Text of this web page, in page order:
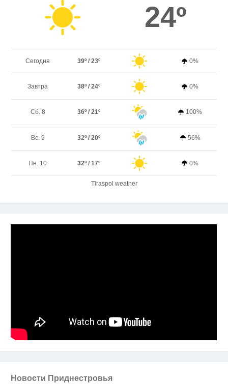
24º
Сегодня 39º / 23º 0%
Завтра 38º / 24º 0%
Сб. 8 36º / 21º 100%
Вс. 9 32º / 20º 56%
Пн. 10 32º / 17º 0%
Tiraspol weather
Новости Приднестровья